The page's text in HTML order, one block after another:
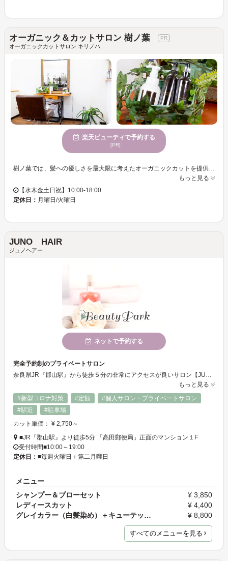
オーガニック＆カットサロン 樹ノ葉
オーガニックカットサロン キリノハ
楽天ビューティで予約する
[PR]
樹ノ葉では、髪への優しさを最大限に考えたオーガニックカットを提供しています。特に、プロポリスと漢方薬の麦飯石を活用し、薬剤の自然な効果を高めていることが特徴です。ナチュラルハーブヘナによるヘアカラーは、刺激の少ない施術を求める方にぴったりです。心身が休まる雰囲気の中で、広々とした空間があなたを包み込みます。親しみやすいスタッフによるマンツーマンの丁寧な対応で、あなただけのスタイルを叶えます。エレガントな女性や落ち着いた魅力のある方に人気です。樹ノ葉で、自分らしい美しさを見つけませんか？
もっと見る
【水木金土日祝】10:00-18:00
定休日： 月曜日/火曜日
JUNO HAIR
ジュノヘアー
ネットで予約する
完全予約制のプライベートサロン
奈良県JR『郡山駅』から徒歩５分の非常にアクセスが良いサロン【JUNO HAIR】 新型コロナウイルス対策も万全のプライベートサロンです
もっと見る
#新型コロナ対策
#定額
#個人サロン・プライベートサロン
#駅近
#駐車場
カット単価： ¥ 2,750～
■JR『郡山駅』より徒歩5分 「高田郵便局」正面のマンション１F
受付時間■10:00～19:00
定休日： ■毎週火曜日＋第二月曜日
メニュー
シャンプー＆ブローセット
¥ 3,850
レディースカット
¥ 4,400
グレイカラー（白髪染め）＋キューテックトリートメ…
¥ 8,800
すべてのメニューを見る